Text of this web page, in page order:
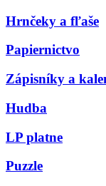
Hrnčeky a fľaše
Papiernictvo
Zápisníky a
Hudba
LP platne
Puzzle